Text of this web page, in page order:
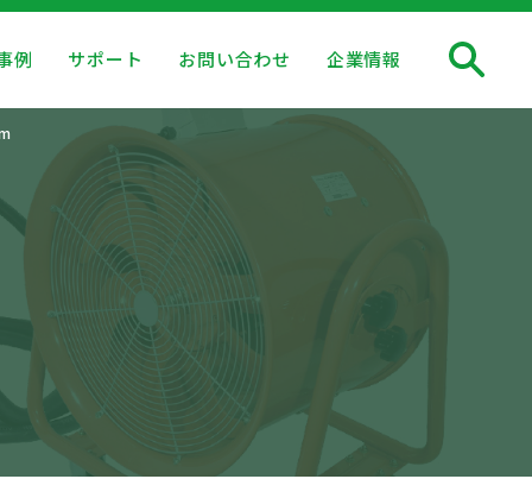
例 サポート お問い合わせ 企業情報